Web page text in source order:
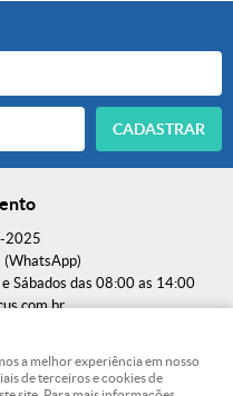
CADASTRAR
2025
(WhatsApp)
Sábados das 08:00 as 14:00
/ SEM RETIRADA);-Parque Edu
a melhor experiência em nosso
de terceiros e cookies de